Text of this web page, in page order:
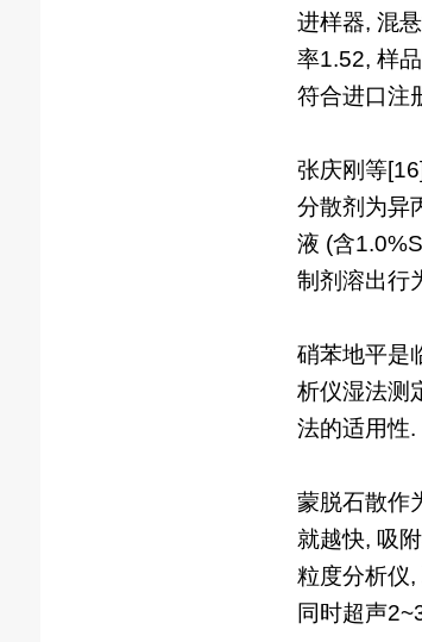
进样器, 混
率1.52, 样
符合进口注
张庆刚等
分散剂为异
液 (含
制剂溶出行
硝苯地平是
析仪湿法测
法的适用性.
蒙脱石散作
就越快, 吸
粒度分析仪
同时超声